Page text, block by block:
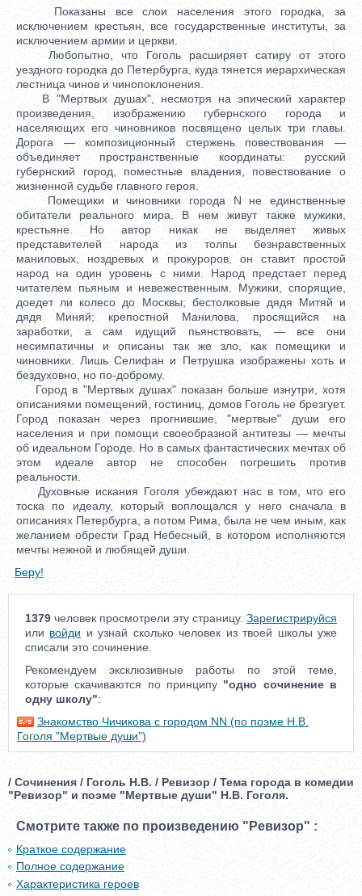
Показаны все слои населения этого городка, за
исключением крестьян, все государственные институты, за
исключением армии и церкви.
Любопытно, что Гоголь расширяет сатиру от этого
уездного городка до Петербурга, куда тянется иерархическая
лестница чинов и чинопоклонения.
В "Мертвых душах", несмотря на эпический характер
произведения, изображению губернского города и
населяющих его чиновников посвящено целых три главы.
Дорога — композиционный стержень повествования —
объединяет пространственные координаты: русский
губернский город, поместные владения, повествование о
жизненной судьбе главного героя.
Помещики и чиновники города N не единственные
обитатели реального мира. В нем живут также мужики,
крестьяне. Но автор никак не выделяет живых
представителей народа из толпы безнравственных
маниловых, ноздревых и прокуроров, он ставит простой
народ на один уровень с ними. Народ предстает перед
читателем пьяным и невежественным. Мужики, спорящие,
доедет ли колесо до Москвы; бестолковые дядя Митяй и
дядя Миняй; крепостной Манилова, просящийся на
заработки, а сам идущий пьянствовать, — все они
несимпатичны и описаны так же зло, как помещики и
чиновники. Лишь Селифан и Петрушка изображены хоть и
бездуховно, но по-доброму.
Город в "Мертвых душах" показан больше изнутри, хотя
описаниями помещений, гостиниц, домов Гоголь не брезгует.
Город показан через прогнившие, "мертвые" души его
населения и при помощи своеобразной антитезы — мечты
об идеальном Городе. Но в самых фантастических мечтах об
этом идеале автор не способен погрешить против
реальности.
Духовные искания Гоголя убеждают нас в том, что его
тоска по идеалу, который воплощался у него сначала в
описаниях Петербурга, а потом Рима, была не чем иным, как
желанием обрести Град Небесный, в котором исполняются
мечты нежной и любящей души.
Беру!
1379 человек просмотрели эту страницу. Зарегистрируйся
или войди и узнай сколько человек из твоей школы уже
списали это сочинение.
Рекомендуем эксклюзивные работы по этой теме,
которые скачиваются по принципу "одно сочинение в
одну школу":
Знакомство Чичикова с городом NN (по поэме Н.В.
Гоголя "Мертвые души")
/ Сочинения / Гоголь Н.В. / Ревизор / Тема города в комедии
"Ревизор" и поэме "Мертвые души" Н.В. Гоголя.
Смотрите также по произведению "Ревизор" :
Краткое содержание
Полное содержание
Характеристика героев